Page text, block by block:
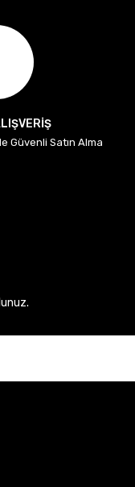
Güvenli Satın Alma